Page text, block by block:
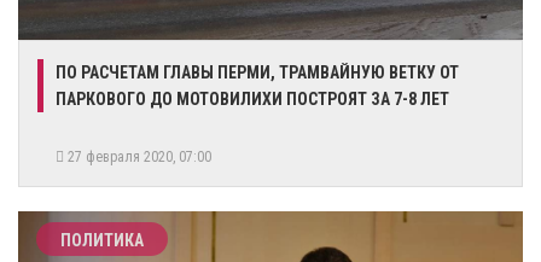
ПО РАСЧЕТАМ ГЛАВЫ ПЕРМИ, ТРАМВАЙНУЮ ВЕТКУ ОТ
ПАРКОВОГО ДО МОТОВИЛИХИ ПОСТРОЯТ ЗА 7-8 ЛЕТ
27 февраля 2020, 07:00
ПОЛИТИКА